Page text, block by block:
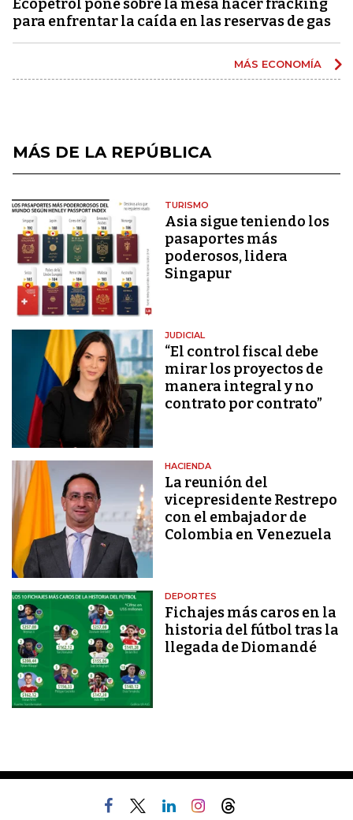
Ecopetrol pone sobre la mesa hacer fracking
para enfrentar la caída en las reservas de gas
MÁS ECONOMÍA
MÁS DE LA REPÚBLICA
TURISMO
Asia sigue teniendo los
pasaportes más
poderosos, lidera
Singapur
JUDICIAL
“El control fiscal debe
mirar los proyectos de
manera integral y no
contrato por contrato”
HACIENDA
La reunión del
vicepresidente Restrepo
con el embajador de
Colombia en Venezuela
DEPORTES
Fichajes más caros en la
historia del fútbol tras la
llegada de Diomandé